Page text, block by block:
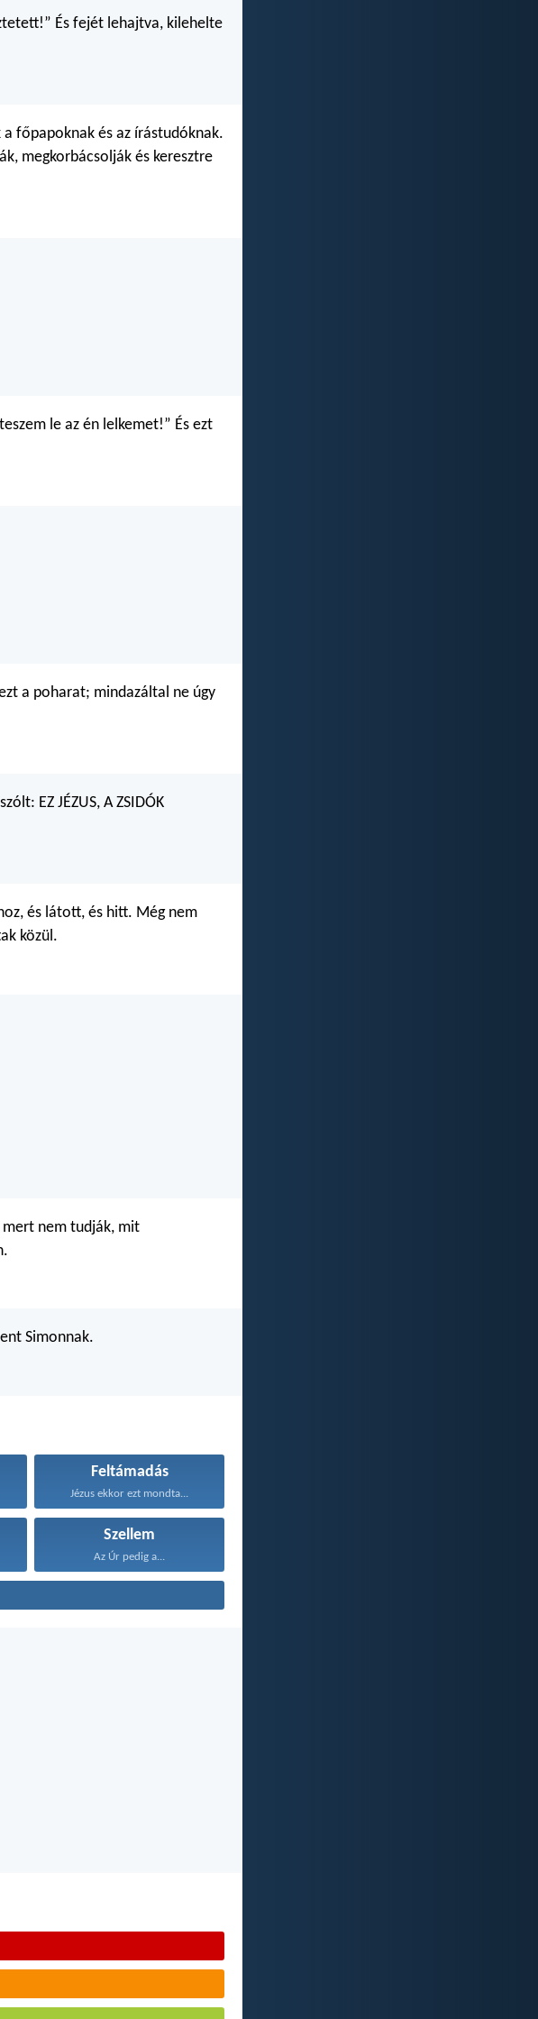
És fejét lehajtva, kilehelte
főpapoknak és az írástudóknak.
megkorbácsolják és keresztre
le az én lelkemet!” És ezt
a poharat; mindazáltal ne úgy
EZ JÉZUS, A ZSIDÓK
és látott, és hitt. Még nem
közül.
mert nem tudják, mit
Simonnak.
Feltámadás
Jézus ekkor ezt mondta...
Szellem
Az Úr pedig a...